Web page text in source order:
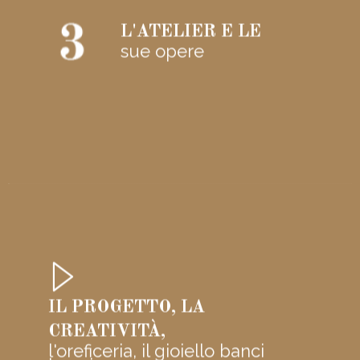
L'ATELIER E LE
sue opere
IL PROGETTO, LA
CREATIVITÀ,
l'oreficeria, il gioiello banci